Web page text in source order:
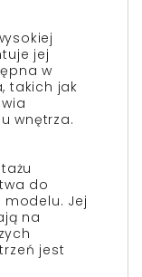
jej
w
takich jak
wnętrza.
do
Jej
na
jest